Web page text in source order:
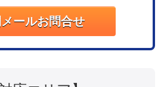
ールお問合せ